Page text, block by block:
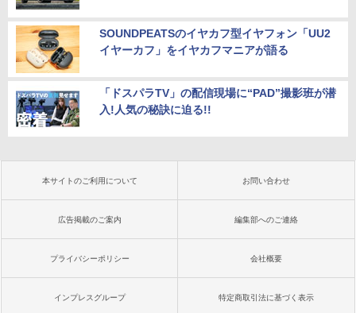
SOUNDPEATSのイヤカフ型イヤフォン「UU2
イヤーカフ」をイヤカフマニアが語る
「ドスパラTV」の配信現場に“PAD”撮影班が潜
入!人気の秘訣に迫る!!
本サイトのご利用について お問い合わせ
広告掲載のご案内 編集部へのご連絡
プライバシーポリシー 会社概要
インプレスグループ 特定商取引法に基づく表示